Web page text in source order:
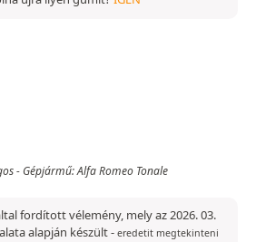
- Gépjármű: Alfa Romeo Tonale
fordított vélemény, mely az 2026. 03.
alapján készült- eredetit megtekinteni